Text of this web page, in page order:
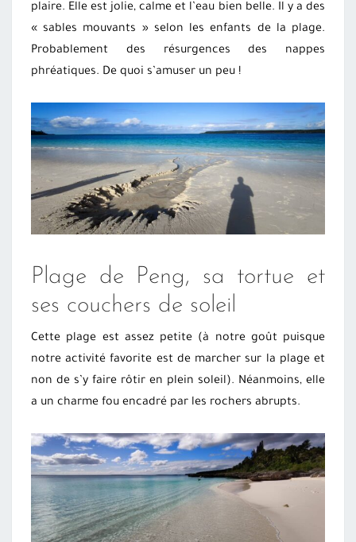
plaire. Elle est jolie, calme et l’eau bien belle. Il y a des
« sables mouvants » selon les enfants de la plage.
Probablement des résurgences des nappes
phréatiques. De quoi s’amuser un peu !
Plage de Peng, sa tortue et
ses couchers de soleil
Cette plage est assez petite (à notre goût puisque
notre activité favorite est de marcher sur la plage et
non de s’y faire rôtir en plein soleil). Néanmoins, elle
a un charme fou encadré par les rochers abrupts.